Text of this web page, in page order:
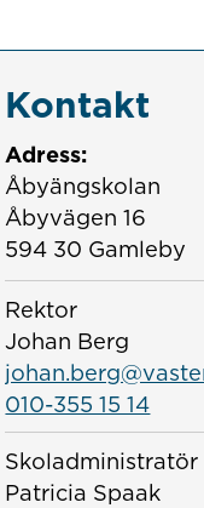
Kontakt
Adress:
Åbyängskolan
Åbyvägen 16
594 30 Gamleby
Rektor
Johan Berg
010-355 15 14
Skoladministratör
Patricia Spaak